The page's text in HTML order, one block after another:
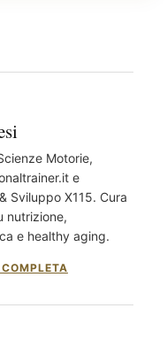
Motorie,
e
Sviluppo X115. Cura
nutrizione,
e healthy aging.